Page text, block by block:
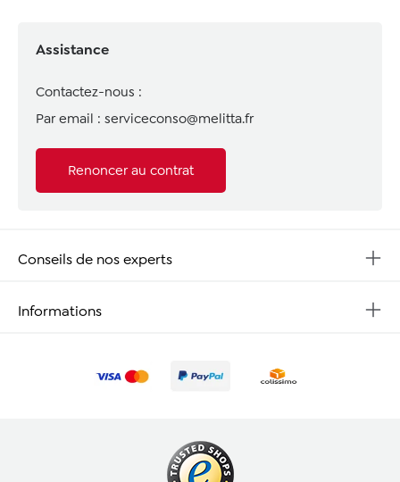
Assistance
Contactez-nous :
Par email : serviceconso@melitta.fr
Renoncer au contrat
Conseils de nos experts
Informations